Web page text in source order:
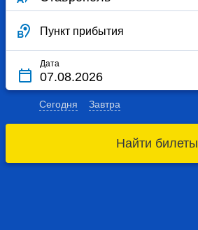
Пункт прибытия
Дата
Сегодня Завтра
Найти билеты